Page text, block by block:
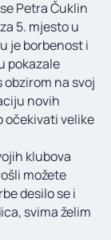
Petra Čuklin
5. mjesto u
je borbenost i
pokazale
na svoj
novih
očekivati velike
klubova
možete
desilo se i
svima želim